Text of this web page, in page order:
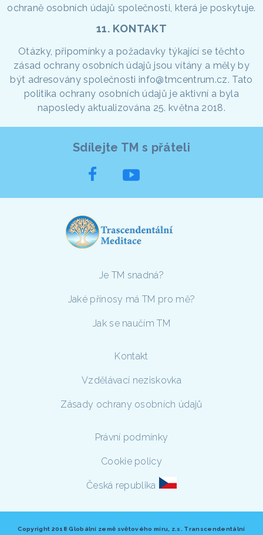
ochraně osobních údajů společnosti, která je poskytuje.
11. KONTAKT
Otázky, připomínky a požadavky týkající se těchto
zásad ochrany osobních údajů jsou vítány a měly by
být adresovány společnosti info@tmcentrum.cz. Tato
politika ochrany osobních údajů je aktivní a byla
naposledy aktualizována 25. května 2018.
Sdílejte TM s přáteli
Je TM snadná?
Jaké přínosy má TM pro mě?
Jak se naučím TM
Kontakt
Vzdělávací neziskovka
Zásady ochrany osobních údajů
Právní podmínky
Cookie policy
Česká republika
Copyright 2018 Globální země světového míru, z.s. Transcendentální